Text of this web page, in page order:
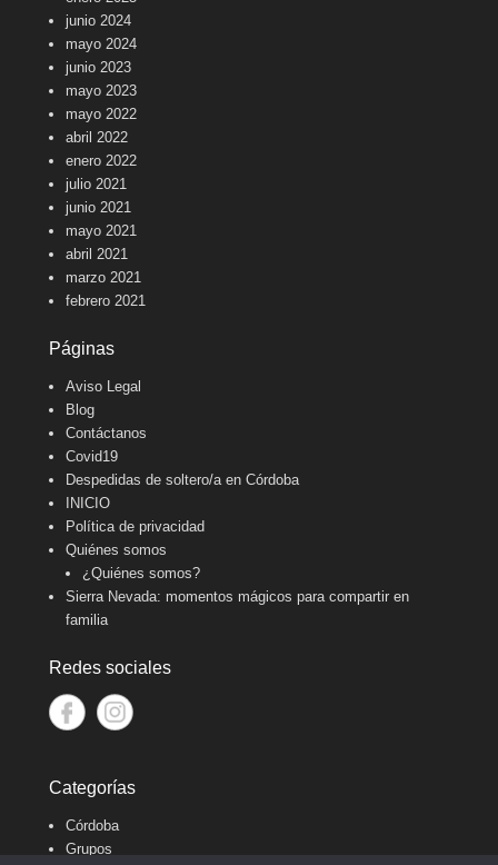
junio 2024
mayo 2024
junio 2023
mayo 2023
mayo 2022
abril 2022
enero 2022
julio 2021
junio 2021
mayo 2021
abril 2021
marzo 2021
febrero 2021
Páginas
Aviso Legal
Blog
Contáctanos
Covid19
Despedidas de soltero/a en Córdoba
INICIO
Política de privacidad
Quiénes somos
¿Quiénes somos?
Sierra Nevada: momentos mágicos para compartir en
familia
Redes sociales
Categorías
Córdoba
Grupos